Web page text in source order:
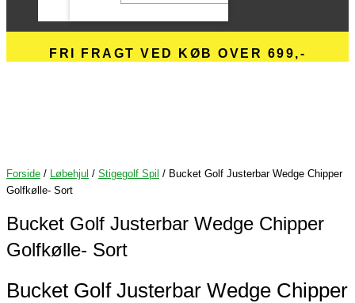
FRI FRAGT VED KØB OVER 699,-
Forside / Løbehjul / Stigegolf Spil / Bucket Golf Justerbar Wedge Chipper
Golfkølle- Sort
Bucket Golf Justerbar Wedge Chipper
Golfkølle- Sort
Bucket Golf Justerbar Wedge Chipper